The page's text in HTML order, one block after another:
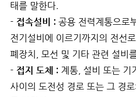
태를 말한다.
- 접속설비 : 공용 전력계통으로
전기설비에 이르기까지의 전선
폐장치, 모선 및 기타 관련 설비
- 접지 도체 : 계통, 설비 또는 기
사이의 도전성 경로 또는 그 경